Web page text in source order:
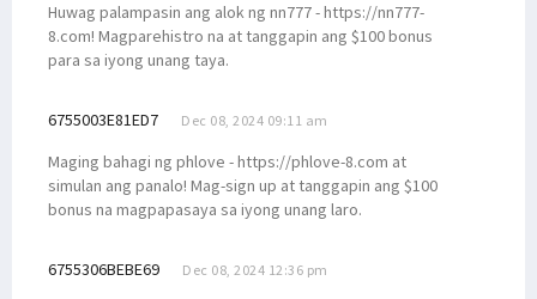
Huwag palampasin ang alok ng nn777 - https://nn777-
8.com! Magparehistro na at tanggapin ang $100 bonus
para sa iyong unang taya.
6755003E81ED7 Dec 08, 2024 09:11 am
Maging bahagi ng phlove - https://phlove-8.com at
simulan ang panalo! Mag-sign up at tanggapin ang $100
bonus na magpapasaya sa iyong unang laro.
6755306BEBE69 Dec 08, 2024 12:36 pm